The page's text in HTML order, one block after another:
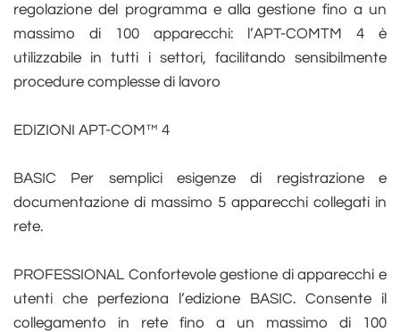
regolazione del programma e alla gestione fino a un
massimo di 100 apparecchi: l’APT-COMTM 4 è
utilizzabile in tutti i settori, facilitando sensibilmente
procedure complesse di lavoro
EDIZIONI APT-COM™ 4
BASIC Per semplici esigenze di registrazione e
documentazione di massimo 5 apparecchi collegati in
rete.
PROFESSIONAL Confortevole gestione di apparecchi e
utenti che perfeziona l’edizione BASIC. Consente il
collegamento in rete fino a un massimo di 100